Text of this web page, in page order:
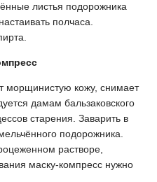
листья подорожника
полчаса.
морщинистую кожу, снимает
дамам бальзаковского
старения. Заварить в
подорожника.
растворе,
маску-компресс нужно